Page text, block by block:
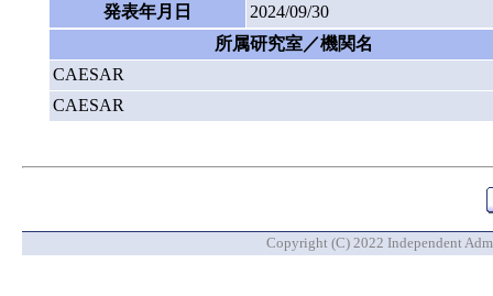
発表年月日
2024/09/30
所属研究室／機関名
CAESAR
CAESAR
Copyright (C) 2022 Independent